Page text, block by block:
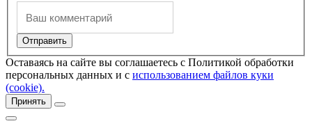
Оставаясь на сайте вы соглашаетесь с Политикой обработки
персональных данных и с использованием файлов куки
(cookie).
Принять